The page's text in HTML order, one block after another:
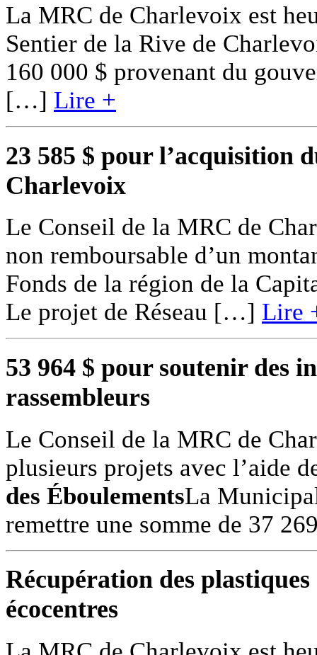
La MRC de Charlevoix est
Sentier de la Rive de
160 000 $ provenant du
[…] Lire +
23 585 $ pour l’acquisition
Charlevoix
Le Conseil de la MRC de
non remboursable d’un
Fonds de la région de la
Le projet de Réseau […] Lire
53 964 $ pour soutenir des
rassembleurs
Le Conseil de la MRC de
plusieurs projets avec l’aide
des ÉboulementsLa
remettre une somme de 37
Récupération des
écocentres